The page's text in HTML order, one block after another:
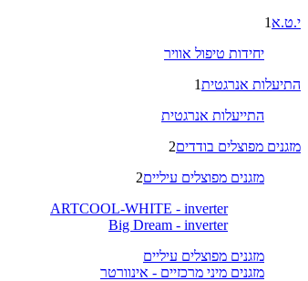
י.ט.א 1
יחידות טיפול אוויר
התיעלות אנרגטית1
התייעלות אנרגטית
מזגנים מפוצלים בודדים2
מזגנים מפוצלים עיליים2
ARTCOOL-WHITE - inverter
Big Dream - inverter
מזגנים מפוצלים עיליים
מזגנים מיני מרכזיים - אינוורטר